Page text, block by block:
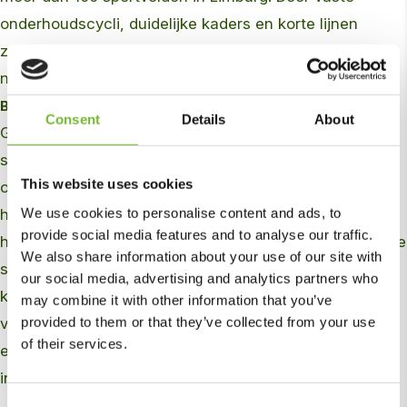
Consent Details About
This website uses cookies
We use cookies to personalise content and ads, to
provide social media features and to analyse our traffic.
We also share information about your use of our site with
our social media, advertising and analytics partners who
may combine it with other information that you’ve
provided to them or that they’ve collected from your use
of their services.
onderhoudscycli, duidelijke kaders en korte lijnen
zorgen we voor voorspelbare kwaliteit van zowel
natuur- als kunstgrasvelden.
Breed scala aan werkzaamheden
Groot onderhoud omvat werkzaamheden die de
structuur en functionaliteit van sportvelden herstellen
of verbeteren. Denk aan het beluchten van de bodem,
herstellen van grasmatten, verbeteren van drainage en
het doorzaaien van versleten zones. Hiervoor zetten we
specialistisch materieel in, zoals een vijfdelige
kooimaaier, doorzaaimachine en Verti-Drain met
verschillende typen pennen. Deze aanpak ondersteunt
een stabiel en veilig speeloppervlak, afgestemd op
intensief gebruik.